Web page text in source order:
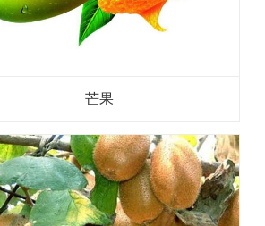
芒果